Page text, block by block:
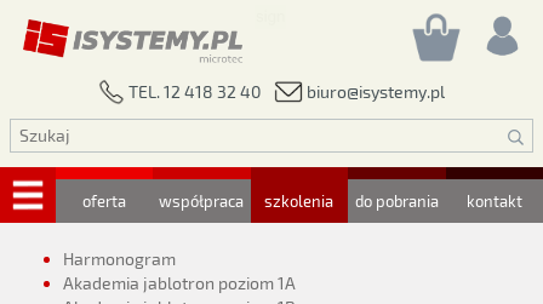
TEL. 12 418 32 40 biuro@isystemy.pl
oferta współpraca szkolenia do pobrania kontakt
Harmonogram
Akademia jablotron poziom 1A